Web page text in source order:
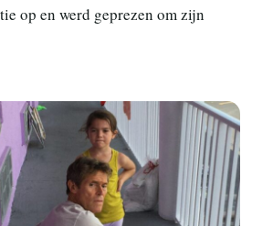
op en werd geprezen om zijn